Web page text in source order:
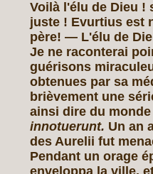
Voilà l'élu de Dieu !
juste ! Evurtius est
père! — L'élu de
Je ne raconterai
guérisons
obtenues par sa
brièvement une
ainsi dire du
innotuerunt. Un an
des Aurelii fut
Pendant un orage
enveloppa la ville,